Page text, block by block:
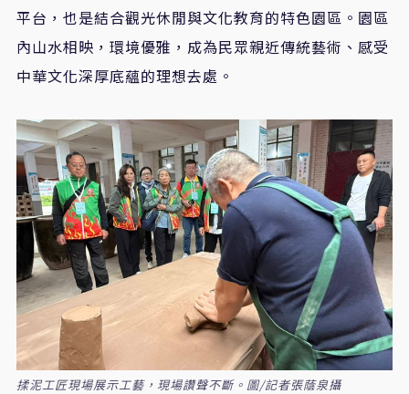
平台，也是結合觀光休閒與文化教育的特色園區。園區
內山水相映，環境優雅，成為民眾親近傳統藝術、感受
中華文化深厚底蘊的理想去處。
揉泥工匠現場展示工藝，現場讚聲不斷。圖/記者張蔭泉攝